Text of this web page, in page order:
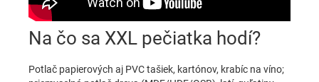
Na čo sa XXL pečiatka hodí?
Potlač papierových aj PVC tašiek, kartónov, krabíc na víno;